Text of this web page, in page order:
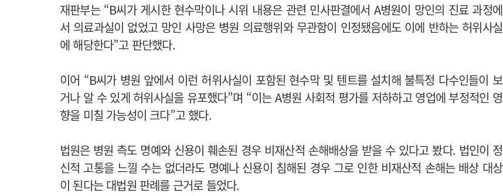
재판부는 “B씨가 게시한 현수막이나 시위 내용은 관련 민사판결에서 A병원이 망인의 진료 과정에
서 의료과실이 없었고 망인 사망은 병원 의료행위와 무관함이 인정됐음에도 이에 반하는 허위사실
에 해당한다”고 판단했다.
이어 “B씨가 병원 앞에서 이런 허위사실이 포함된 현수막 및 텐트를 설치해 불특정 다수인들이 보
거나 알 수 있게 허위사실을 유포했다”며 “이는 A병원 사회적 평가를 저하하고 영업에 부정적인 영
향을 미칠 가능성이 크다”고 했다.
법원은 병원 측도 명예와 신용이 훼손된 경우 비재산적 손해배상을 받을 수 있다고 봤다. 법인이 정
신적 고통을 느낄 수는 없더라도 명예나 신용이 침해된 경우 그로 인한 비재산적 손해는 배상 대상
이 된다는 대법원 판례를 근거로 들었다.